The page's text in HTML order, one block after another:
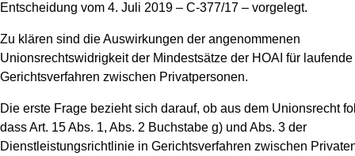
Entscheidung vom 4. Juli 2019 – C-377/17 – vorgelegt.
Zu klären sind die Auswirkungen der angenommenen
Unionsrechtswidrigkeit der Mindestsätze der HOAI für laufende
Gerichtsverfahren zwischen Privatpersonen.
Die erste Frage bezieht sich darauf, ob aus dem Unionsrecht
dass Art. 15 Abs. 1, Abs. 2 Buchstabe g) und Abs. 3 der
Dienstleistungsrichtlinie in Gerichtsverfahren zwischen